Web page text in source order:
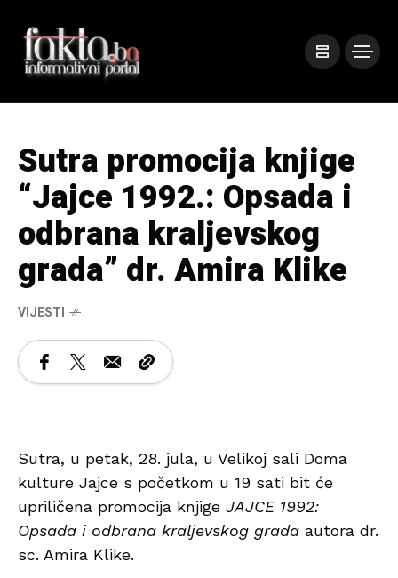
Sutra promocija knjige
“Jajce 1992.: Opsada i
odbrana kraljevskog
grada” dr. Amira Klike
VIJESTI
Sutra, u petak, 28. jula, u Velikoj sali Doma
kulture Jajce s početkom u 19 sati bit će
upriličena promocija knjige JAJCE 1992:
Opsada i odbrana kraljevskog grada autora dr.
sc. Amira Klike.